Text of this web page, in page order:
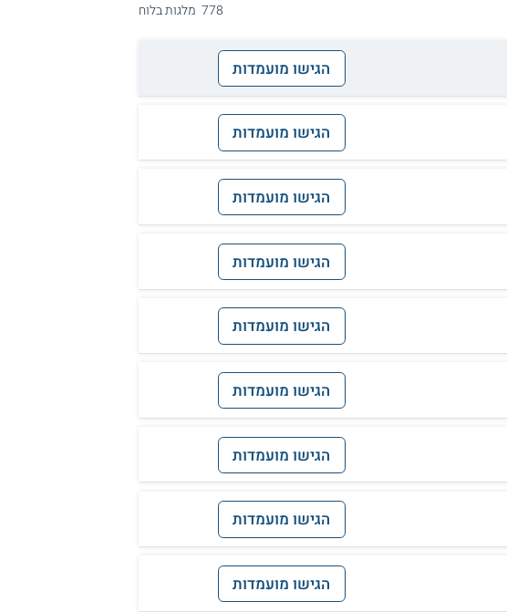
778 מלגות בלוח
הגישו מועמדות
הגישו מועמדות
הגישו מועמדות
הגישו מועמדות
הגישו מועמדות
הגישו מועמדות
הגישו מועמדות
הגישו מועמדות
הגישו מועמדות